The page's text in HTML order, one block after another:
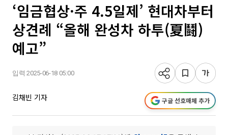
‘임금협상·주 4.5일제’ 현대차부터
상견례 “올해 완성차 하투(夏鬪)
예고”
입력 2025-06-18 05:00
김채빈 기자 구글 선호매체 추가